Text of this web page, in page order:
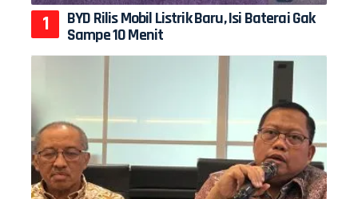
BYD Rilis Mobil Listrik Baru, Isi Baterai Gak
Sampe 10 Menit